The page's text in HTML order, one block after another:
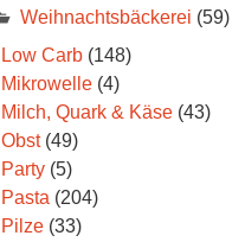
Weihnachtsbäckerei (59)
Low Carb(148)
Mikrowelle(4)
Milch, Quark & Käse(43)
Obst(49)
Party(5)
Pasta (204)
Pilze(33)